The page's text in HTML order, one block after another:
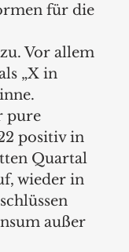
für die
Vor allem
„X in
pure
positiv in
Quartal
wieder in
außer